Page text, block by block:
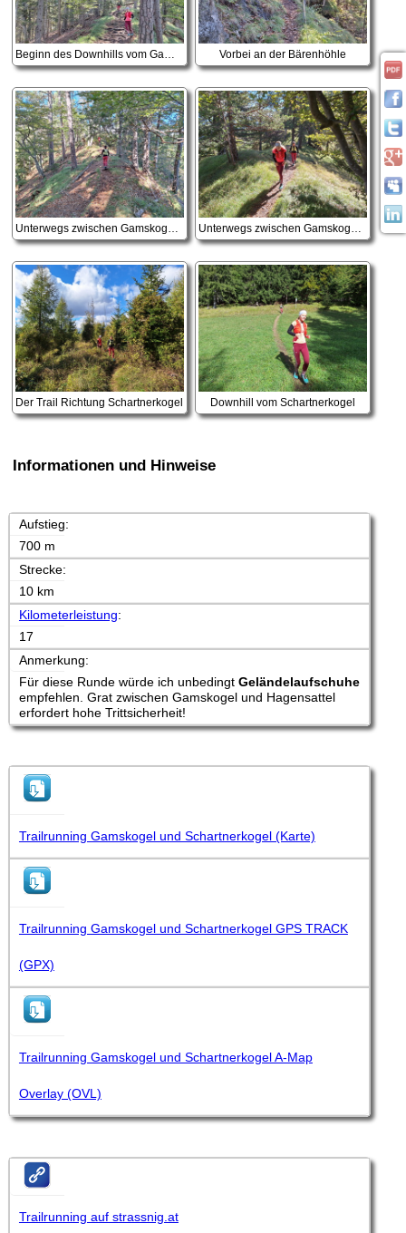
Vorbei an der Bärenhöhle
Der Trail Richtung Schartnerkogel Downhill vom Schartnerkogel
Informationen und Hinweise
Aufstieg:
700 m
Strecke:
10 km
Kilometerleistung:
17
Anmerkung:
Für diese Runde würde ich unbedingt Geländelaufschuhe
empfehlen. Grat zwischen Gamskogel und Hagensattel
erfordert hohe Trittsicherheit!
Trailrunning Gamskogel und Schartnerkogel (Karte)
Trailrunning Gamskogel und Schartnerkogel GPS TRACK
(GPX)
Trailrunning Gamskogel und Schartnerkogel A-Map
Overlay (OVL)
Trailrunning auf strassnig.at